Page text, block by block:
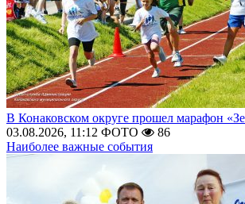
В Конаковском округе прошел марафон
03.08.2026, 11:12 ФОТО
86
Наиболее важные события